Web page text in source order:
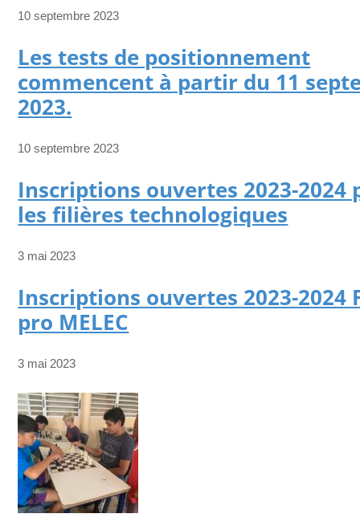
10 septembre 2023
Les tests de positionnement
commencent à partir du 11
2023.
10 septembre 2023
Inscriptions ouvertes 2023-2024
les filières technologiques
3 mai 2023
Inscriptions ouvertes 2023-2024
pro MELEC
3 mai 2023